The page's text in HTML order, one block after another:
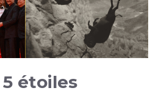
étoiles